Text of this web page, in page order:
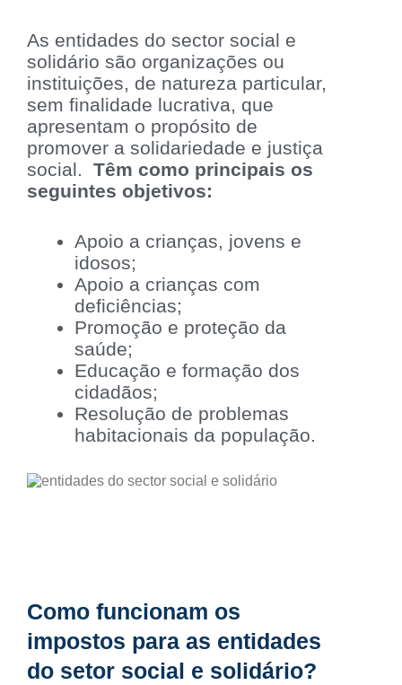
As entidades do sector social e
solidário são organizações ou
instituições, de natureza particular,
sem finalidade lucrativa, que
apresentam o propósito de
promover a solidariedade e justiça
social. Têm como principais os
seguintes objetivos:
Apoio a crianças, jovens e
idosos;
Apoio a crianças com
deficiências;
Promoção e proteção da
saúde;
Educação e formação dos
cidadãos;
Resolução de problemas
habitacionais da população.
Como funcionam os
impostos para as entidades
do setor social e solidário?